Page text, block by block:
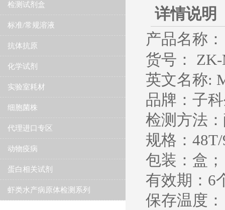
检测试剂盒
标准/常规溶液
抗体抗原
化学试剂
实验室耗材
细胞菌株
代理进口专区
动物疫病
蛋白相关试剂
虾类水产病原体检测系列
详情说明
产品名称：
货号：
英文名称:
品牌：子
检测方法
规格：
包装：盒；
有效期： 6
保存温度 ：